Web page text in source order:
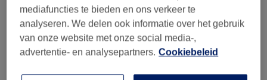
1 u 15 min - 1 u 30 min
Gelnagels - Verwijderen
45 min
mediafuncties te bieden en ons verkeer te
analyseren. We delen ook informatie over het gebruik
van onze website met onze social media-,
advertentie- en analysepartners. Cookiebeleid